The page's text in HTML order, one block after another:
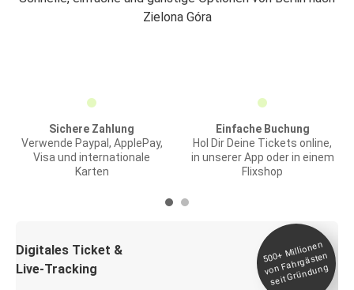
Zielona Góra
Sichere Zahlung
Verwende Paypal, ApplePay,
Visa und internationale
Karten
Einfache Buchung
Hol Dir Deine Tickets online,
in unserer App oder in einem
Flixshop
Digitales Ticket &
Live-Tracking
500+
Millionen
von Fahrgästen
seit
Gründung